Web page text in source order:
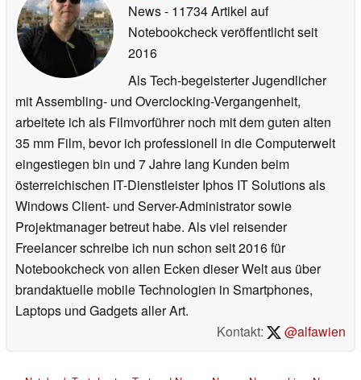
News- 11734 Artikel auf
Notebookcheck veröffentlichtseit
2016
Als Tech-begeisterter Jugendlicher
mit Assembling- und Overclocking-Vergangenheit,
arbeitete ich als Filmvorführer noch mit dem guten alten
35 mm Film, bevor ich professionell in die Computerwelt
eingestiegen bin und 7 Jahre lang Kunden beim
österreichischen IT-Dienstleister Iphos IT Solutions als
Windows Client- und Server-Administrator sowie
Projektmanager betreut habe. Als viel reisender
Freelancer schreibe ich nun schon seit 2016 für
Notebookcheck von allen Ecken dieser Welt aus über
brandaktuelle mobile Technologien in Smartphones,
Laptops und Gadgets aller Art.
Kontakt:
@alfawien